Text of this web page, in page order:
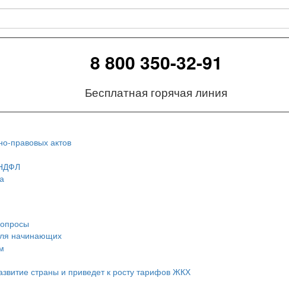
8 800 350-32-91
Бесплатная горячая линия
правовых актов
начинающих
страны и приведет к росту тарифов ЖКХ